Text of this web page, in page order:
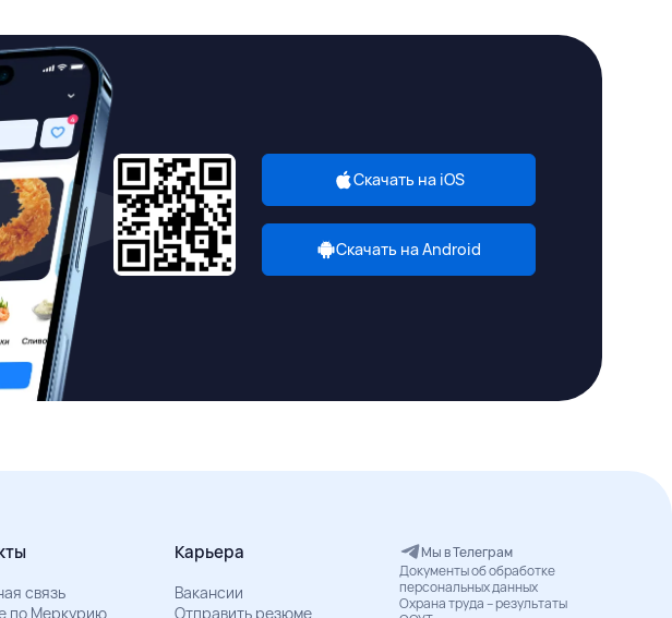
Скачать на iOS
Скачать на Android
связь
по Меркурию
Карьера
Вакансии
Отправить резюме
Мы в Телеграм
Документы об обработке
персональных данных
Охрана труда – результаты